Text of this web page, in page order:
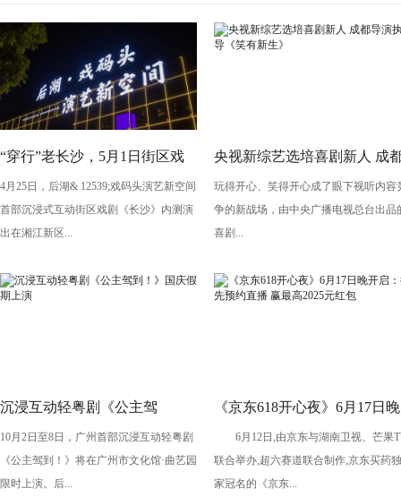
“穿行”老长沙，5月1日街区戏
剧《长沙》将亮相“后湖・戏码
头”
4月25日，后湖& 12539;戏码头演艺新空间
首部沉浸式互动街区戏剧《长沙》内测演
出在湘江新区...
央视新综艺选培喜剧新人 成
导演执导《笑有新生》
玩得开心、笑得开心成了眼下视听内容
争的新战场，由中央广播电视总台出品
喜剧...
沉浸互动轻粤剧《公主驾
到！》国庆假期上演
10月2日至8日，广州首部沉浸互动轻粤剧
《公主驾到！》将在广州市文化馆·曲艺园
限时上演。后...
《京东618开心夜》6月17日晚
开启：抢先预约直播 赢最高
2025元红包
6月12日,由京东与湖南卫视、芒果
联合举办,超六赛道联合制作,京东买药独
家冠名的《京东...